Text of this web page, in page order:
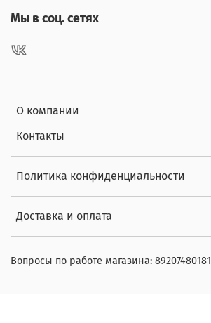
О компании
Контакты
Политика конфиденциальности
Доставка и оплата
Мы в соц. сетях
Вопросы по работе магазина: 89207480181